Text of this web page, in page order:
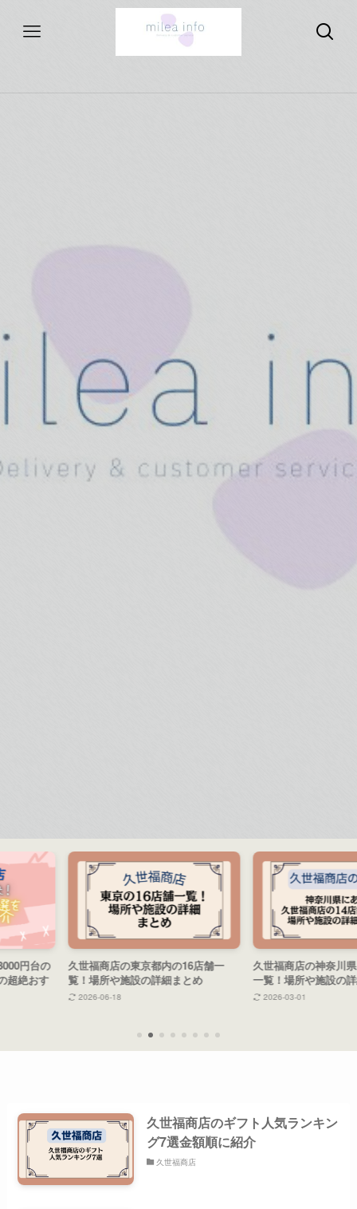
世福商店の東京都内の16店舗一
！場所や施設の詳細まとめ
久世福商店の神奈川県にある14店舗
一覧！場所や施設の詳細まとめ
久世福商店のギフト人気ランキン
グ7選金額順に紹介
久世福商店